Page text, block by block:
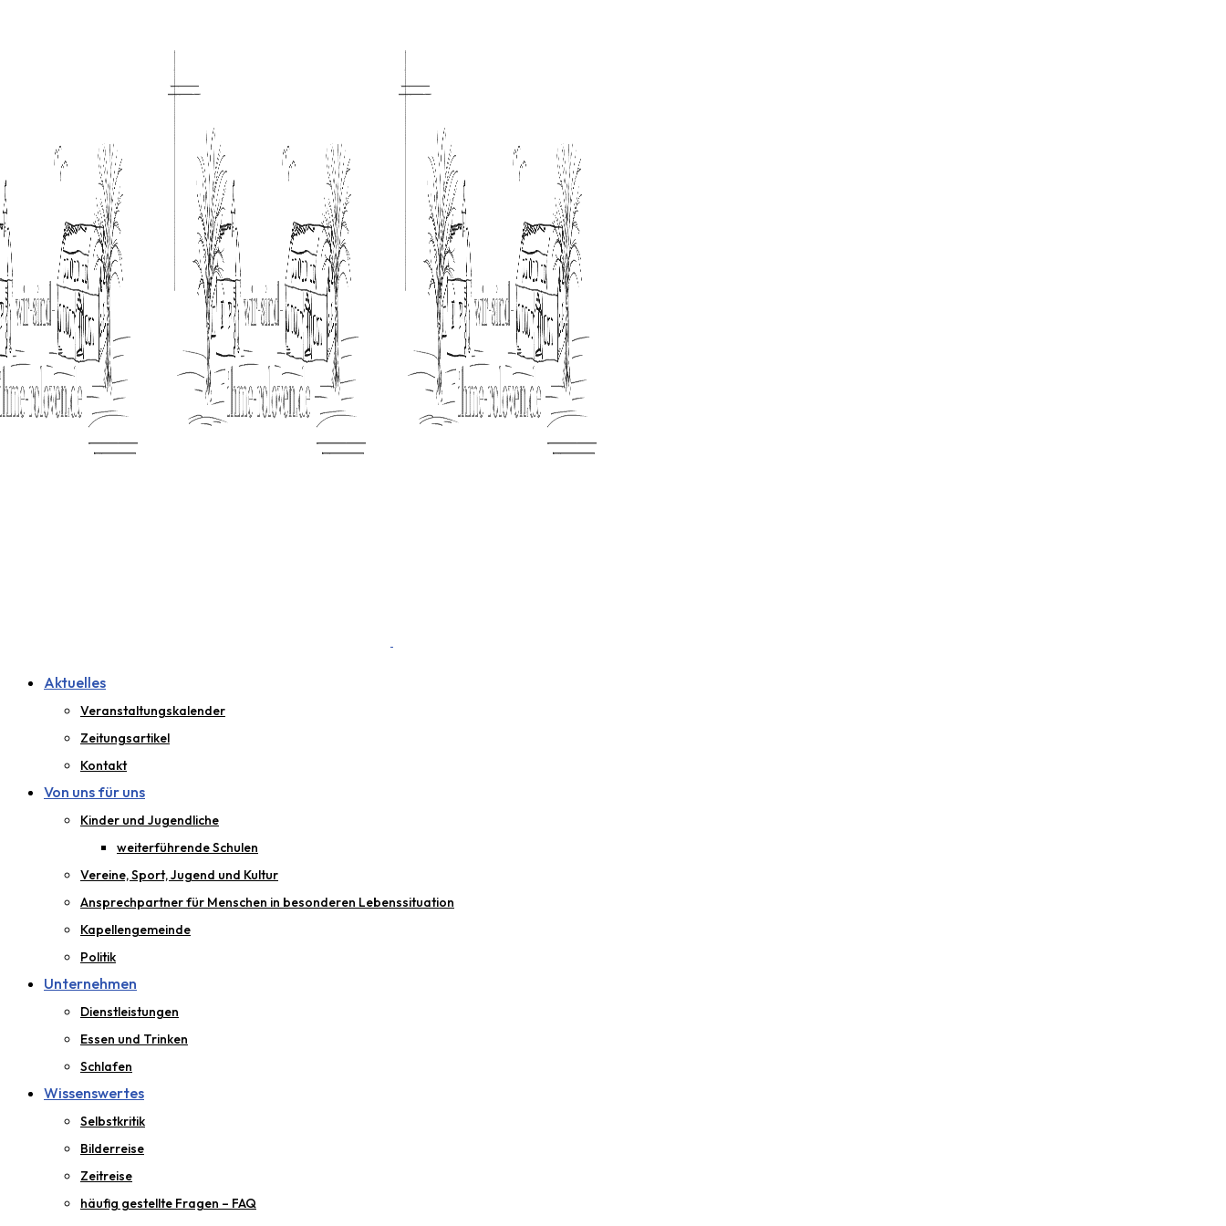
Aktuelles
Veranstaltungskalender
Zeitungsartikel
Kontakt
Von uns für uns
Kinder und Jugendliche
weiterführende Schulen
Vereine, Sport, Jugend und Kultur
Ansprechpartner für Menschen in besonderen Lebenssituation
Kapellengemeinde
Politik
Unternehmen
Dienstleistungen
Essen und Trinken
Schlafen
Wissenswertes
Selbstkritik
Bilderreise
Zeitreise
häufig gestellte Fragen – FAQ